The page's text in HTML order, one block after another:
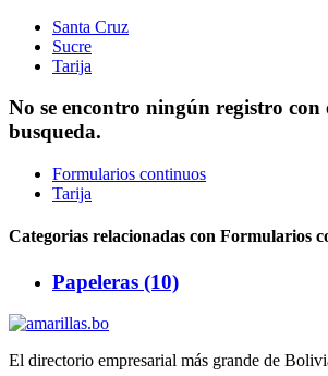
Santa Cruz
Sucre
Tarija
No se encontro ningún registro con
busqueda.
Formularios continuos
Tarija
Categorias relacionadas con Formularios
Papeleras (10)
El directorio empresarial más grande de